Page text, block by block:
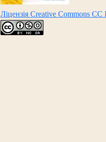
Ліцензія Creative Commons